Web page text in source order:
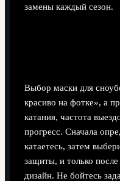
замены каждый сезон.
Выбор маски для
красиво на фотке», а
катания, частота
прогресс. Сначала
катаетесь, затем
защиты, и только
дизайн. Не бойтесь